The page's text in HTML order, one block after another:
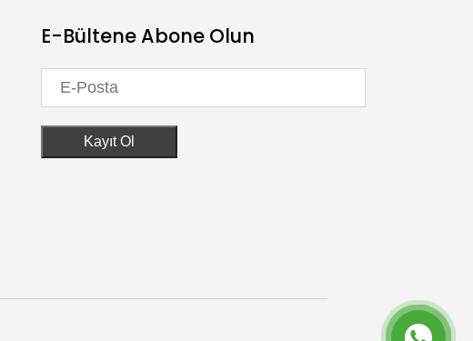
E-Bültene Abone Olun
Kayıt Ol